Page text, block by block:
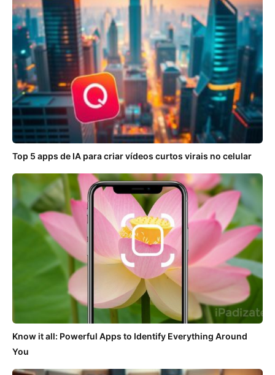
Top 5 apps de IA para criar vídeos curtos virais no celular
Know it all: Powerful Apps to Identify Everything Around
You